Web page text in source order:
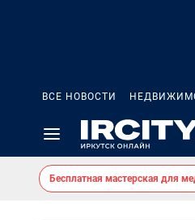
ВСЕ НОВОСТИ
Бесплатная мастерская для